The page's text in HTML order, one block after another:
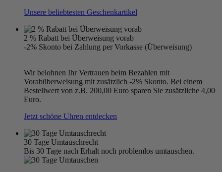
Unsere beliebtesten Geschenkartikel
2 % Rabatt bei Überweisung vorab
-2% Skonto bei Zahlung per Vorkasse (Überweisung)
Wir belohnen Ihr Vertrauen beim Bezahlen mit
Vorabüberweisung mit zusätzlich -2% Skonto. Bei einem
Bestellwert von z.B. 200,00 Euro sparen Sie zusätzliche 4,00
Euro.
Jetzt schöne Uhren entdecken
30 Tage Umtauschrecht
Bis 30 Tage nach Erhalt noch problemlos umtauschen.